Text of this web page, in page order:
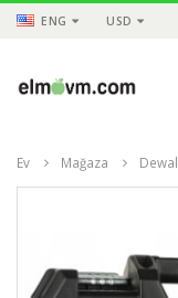
ENG USD
Ev Mağaza